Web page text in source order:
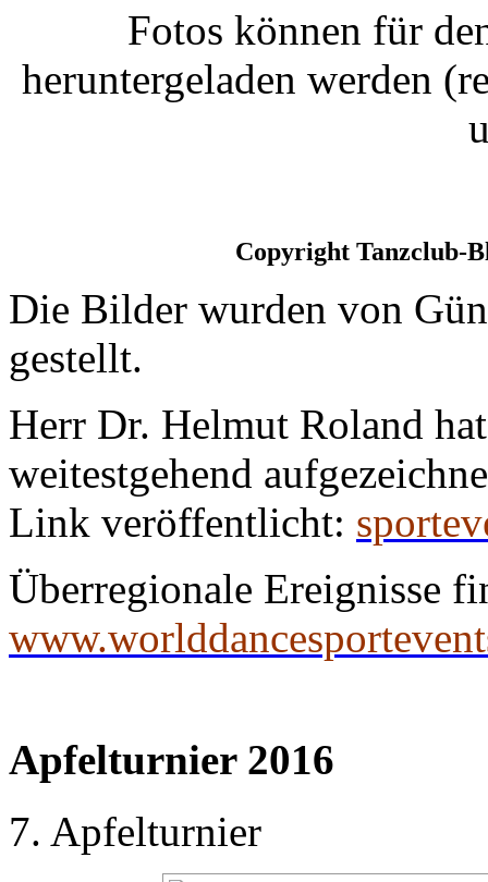
Fotos können für
heruntergeladen werden
Copyright Tanzclub-
Die Bilder wurden von
gestellt.
Herr Dr. Helmut Roland
weitestgehend
Link veröffentlicht:
Überregionale Ereignisse
Apfelturnier 2016
7. Apfelturnier